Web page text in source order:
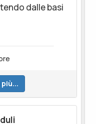
dalle basi